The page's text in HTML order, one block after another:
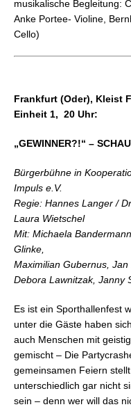
musikalische Begleitung:
Anke Portee- Violine,
Cello)
Frankfurt (Oder), Kleist
Einheit 1, 20 Uhr:
„GEWINNER?!“ –
Bürgerbühne in
Impuls e.V.
Regie: Hannes Langer /
Laura Wietschel
Mit: Michaela
Glinke,
Maximilian Gubernus, Jan
Debora Lawnitzak, Janny
Es ist ein Sporthallenfest
unter die Gäste haben
auch Menschen mit
gemischt – Die
gemeinsamen Feiern
unterschiedlich gar nicht
sein – denn wer will das